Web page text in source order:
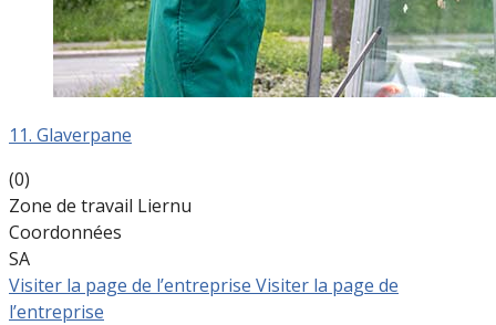
11. Glaverpane
(0)
Zone de travail Liernu
Coordonnées
SA
Visiter la page de l’entreprise Visiter la page de
l’entreprise